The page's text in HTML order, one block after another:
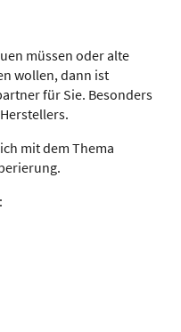
müssen oder alte
wollen, dann ist
für Sie. Besonders
mit dem Thema